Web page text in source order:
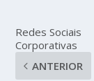
Redes Sociais
Corporativas
ANTERIOR